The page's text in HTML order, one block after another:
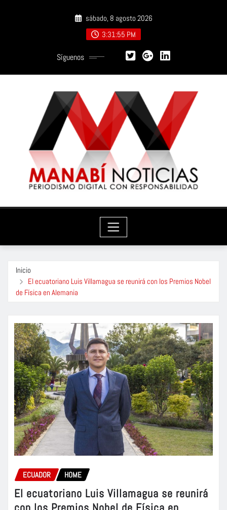
sábado, 8 agosto 2026
3:31:56 PM
Síguenos
Inicio
El ecuatoriano Luis Villamagua se reunirá con los Premios Nobel
de Física en Alemania
ECUADOR HOME
El ecuatoriano Luis Villamagua se reunirá